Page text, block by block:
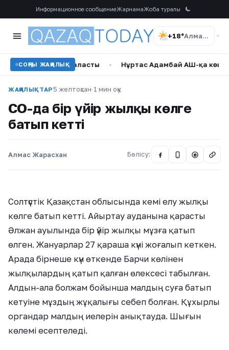
Информационное сообщениеЖарнамаЖоба туралы
+18° Алматы
СОҢҒЫ ЖАҢАЛЫҚ
орналасты • Нұртас Адамбай АҚШ-қа көшуінің шын
ЖАҢАЛЫҚТАР 5 желтоқсан·1 мин оқу
СҚО-да бір үйір жылқы көлге
батып кетті
Алмас Жарасхан Бөлісу: @
Солтүстік Қазақстан облысында кемі елу жылқы
көлге батып кетті. Айыртау ауданына қарасты
Әлжан ауылында бір үйір жылқы мұзға қатып
өлген. Жануарлар 27 қараша күні жоғалып кеткен.
Арада бірнеше күн өткенде Барчи көлінен
жылқылардың қатып қалған өлексесі табылған.
Алдын-ала болжам бойынша малдың суға батып
кетуіне мұздың жұқалығы себеп болған. Құхырлы
органдар малдың иелерін анықтауда. Шығын
көлемі есептеледі.